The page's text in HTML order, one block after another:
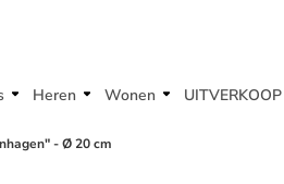
Heren Wonen UITVERKOOP
- Ø 20 cm